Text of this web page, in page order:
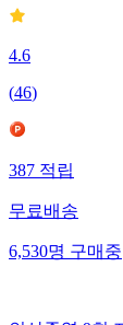
4.6
(46)
387적립
무료배송
6,530명구매중